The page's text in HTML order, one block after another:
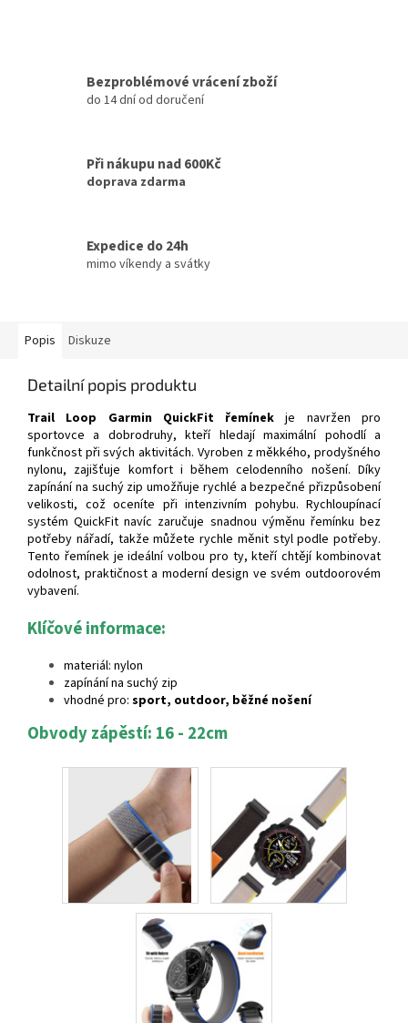
Bezproblémové vrácení zboží
do 14 dní od doručení
Při nákupu nad 600Kč
doprava zdarma
Expedice do 24h
mimo víkendy a svátky
Popis Diskuze
Detailní popis produktu
Trail Loop Garmin QuickFit řemínek je navržen pro
sportovce a dobrodruhy, kteří hledají maximální pohodlí a
funkčnost při svých aktivitách. Vyroben z měkkého, prodyšného
nylonu, zajišťuje komfort i během celodenního nošení. Díky
zapínání na suchý zip umožňuje rychlé a bezpečné přizpůsobení
velikosti, což oceníte při intenzivním pohybu. Rychloupínací
systém QuickFit navíc zaručuje snadnou výměnu řemínku bez
potřeby nářadí, takže můžete rychle měnit styl podle potřeby.
Tento řemínek je ideální volbou pro ty, kteří chtějí kombinovat
odolnost, praktičnost a moderní design ve svém outdoorovém
vybavení.
Klíčové informace:
materiál: nylon
zapínání na suchý zip
vhodné pro: sport, outdoor, běžné nošení
Obvody zápěstí: 16 - 22cm